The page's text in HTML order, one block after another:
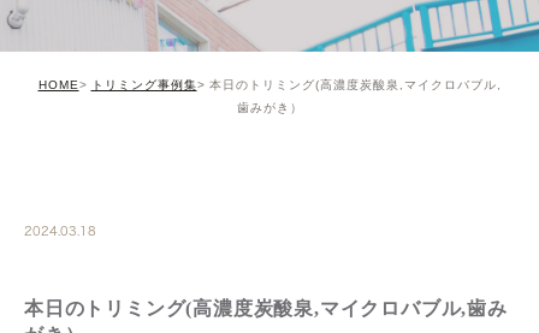
HOME トリミング事例集
本日のトリミング(高濃度炭酸泉,マイクロバブル,
歯みがき）
2024.03.18
本日のトリミング(高濃度炭酸泉,マイクロバブル,歯み